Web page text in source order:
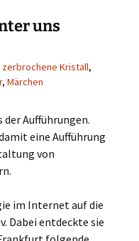
uns
zerbrochene Kristall,
, Märchen
Aufführungen.
eine Aufführung
von
im Internet auf die
Dabei entdeckte sie